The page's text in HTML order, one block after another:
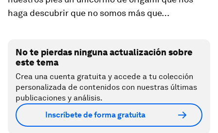
haga descubrir que no somos más que…
No te pierdas ninguna actualización sobre
este tema
Crea una cuenta gratuita y accede a tu colección
personalizada de contenidos con nuestras últimas
publicaciones y análisis.
Inscríbete de forma gratuita